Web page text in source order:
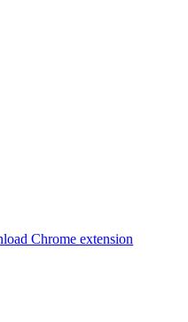
Chrome extension